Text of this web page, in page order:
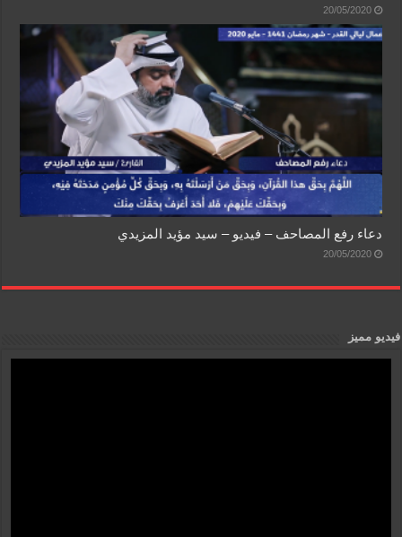
20/05/2020
دعاء رفع المصاحف – فيديو – سيد مؤيد المزيدي
20/05/2020
فيديو مميز